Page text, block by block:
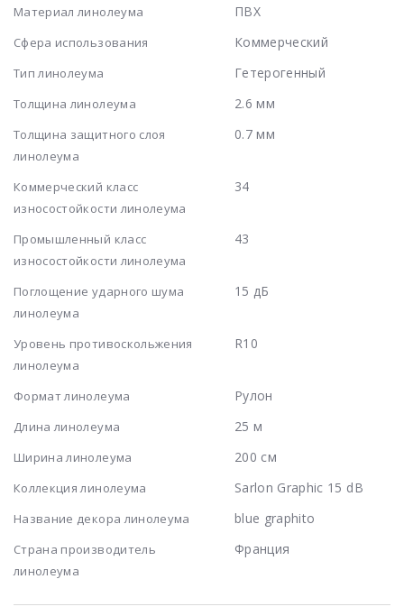
Материал линолеума ПВХ
Сфера использования Коммерческий
Тип линолеума Гетерогенный
Толщина линолеума 2.6 мм
Толщина защитного слоя
линолеума
0.7 мм
Коммерческий класс
износостойкости линолеума
34
Промышленный класс
износостойкости линолеума
43
Поглощение ударного шума
линолеума
15 дБ
Уровень противоскольжения
линолеума
R10
Формат линолеума Рулон
Длина линолеума 25 м
Ширина линолеума 200 см
Коллекция линолеума Sarlon Graphic 15 dB
Название декора линолеума blue graphito
Страна производитель
линолеума
Франция